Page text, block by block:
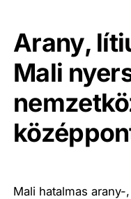
Arany,
Mali
Mali hatalmas